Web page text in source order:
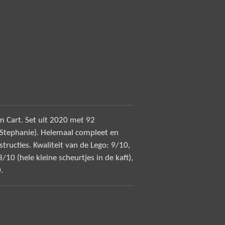
Cart. Set uit 2020 met 92
Helemaal compleet en
Kwaliteit van de Lego: 9/10,
(hele kleine scheurtjes in de kaft),